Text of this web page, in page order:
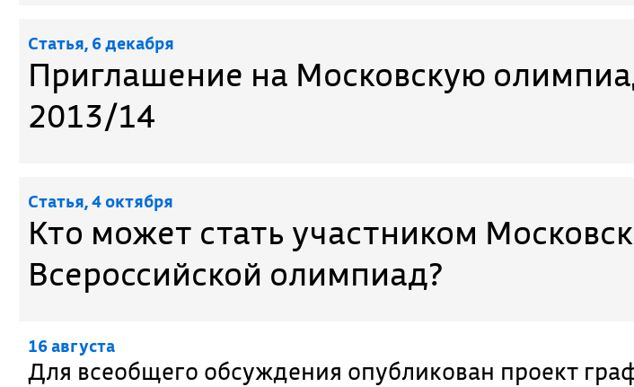
Cтатья, 6 декабря
Приглашение на Московскую
2013/14
Cтатья, 4 октября
Кто может стать участником
Всероссийской олимпиад?
16 августа
Для всеобщего обсуждения опубликован проект